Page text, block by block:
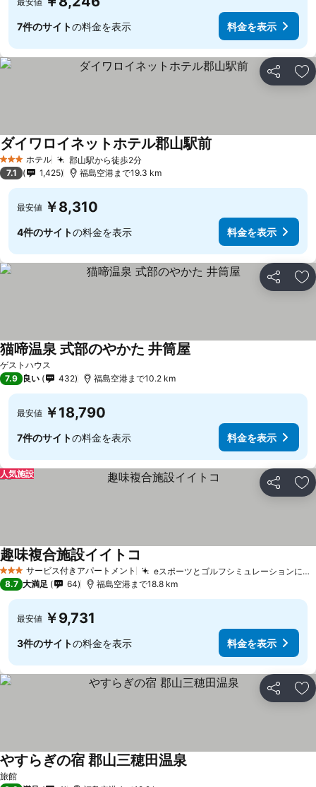
7件のサイトの料金を表示 料金を表示
シェア お
3 ホテルのランク
ホテル 郡山駅から徒歩2分
ダイワロイネットホテル郡山駅前
7.1 1,425 福島空港まで19.3 km
最安値 ￥8,310
4件のサイトの料金を表示 料金を表示
シェア お
ゲストハウス
猫啼温泉 式部のやかた 井筒屋
7.9 良い 432 福島空港まで10.2 km
最安値 ￥18,790
7件のサイトの料金を表示 料金を表示
シェア お
人気施設
3 ホテルのランク
サービス付きアパートメント eスポーツとゴルフシミュレーションに特化した設備
趣味複合施設イイトコ
8.7 大満足 64 福島空港まで18.8 km
最安値 ￥9,731
3件のサイトの料金を表示 料金を表示
シェア お
旅館
やすらぎの宿 郡山三穂田温泉